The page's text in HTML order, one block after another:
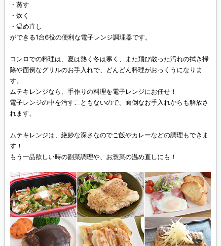
・蒸す
・炊く
・温め直し
ができる1台6役の便利な電子レンジ調理器です。
コンロでの料理は、夏は熱く冬は寒く、また飛び散った汚れの拭き掃
除や面倒なグリルのお手入れで、どんどん料理がおっくうになりま
す。
ムテキレンジなら、手作りの料理を電子レンジにお任せ！
電子レンジの中を汚すこともないので、面倒なお手入れからも解放さ
れます。
ムテキレンジは、絶妙な深さなのでご飯やカレーなどの調理もできま
す！
もう一品欲しい時の副菜調理や、お惣菜の温め直しにも！